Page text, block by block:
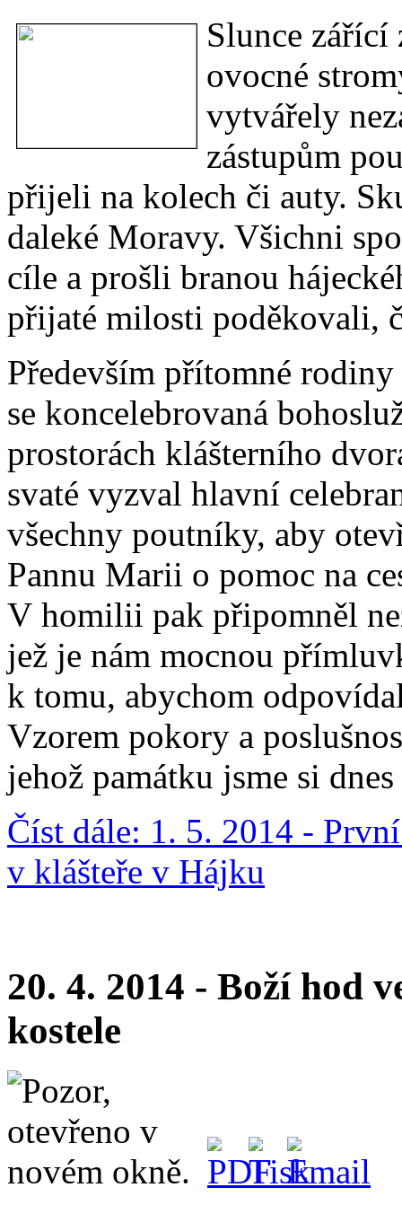
Slunce zářící
ovocné
vytvářely
zástupům
přijeli na kolech či auty.
daleké Moravy. Všichni
cíle a prošli branou
přijaté milosti poděkovali,
Především přítomné
se koncelebrovaná
prostorách klášterního
svaté vyzval hlavní
všechny poutníky, aby
Pannu Marii o pomoc na
V homilii pak připomněl
jež je nám mocnou
k tomu, abychom
Vzorem pokory a
jehož památku jsme si
Číst dále: 1. 5. 2014 -
v klášteře v Hájku
20. 4. 2014 - Boží hod
kostele